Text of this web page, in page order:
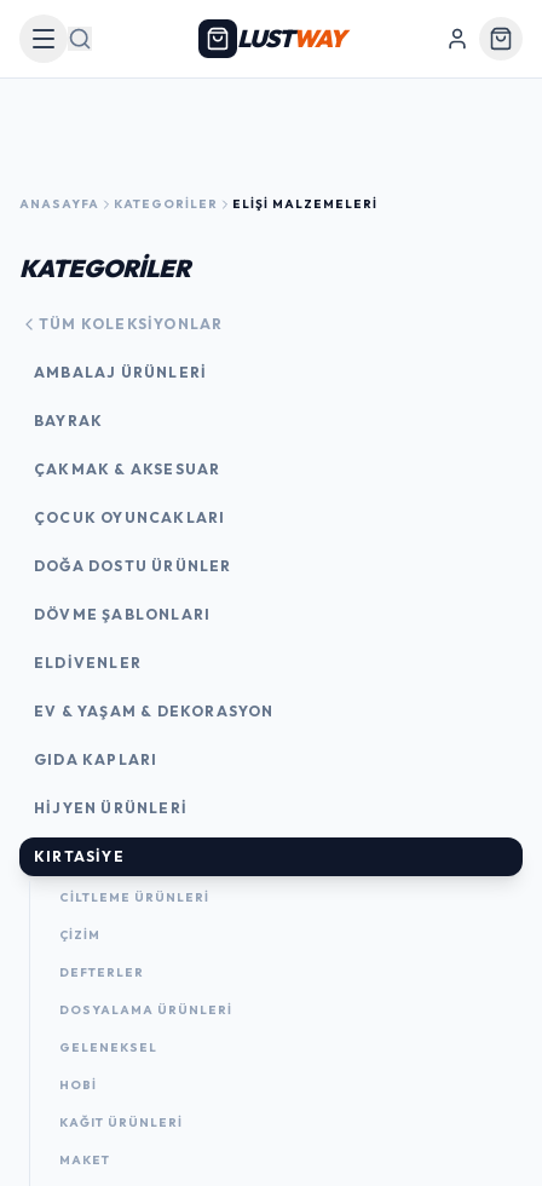
Arama LUSTWAY
ANASAYFA KATEGORILER ELIŞI MALZEMELERI
KATEGORİLER
TÜM KOLEKSIYONLAR
AMBALAJ ÜRÜNLERI
BAYRAK
ÇAKMAK & AKSESUAR
ÇOCUK OYUNCAKLARI
DOĞA DOSTU ÜRÜNLER
DÖVME ŞABLONLARI
ELDIVENLER
EV & YAŞAM & DEKORASYON
GIDA KAPLARI
HIJYEN ÜRÜNLERI
KIRTASİYE
CILTLEME ÜRÜNLERI
ÇİZİM
DEFTERLER
DOSYALAMA ÜRÜNLERI
GELENEKSEL
HOBİ
KAĞIT ÜRÜNLERI
MAKET